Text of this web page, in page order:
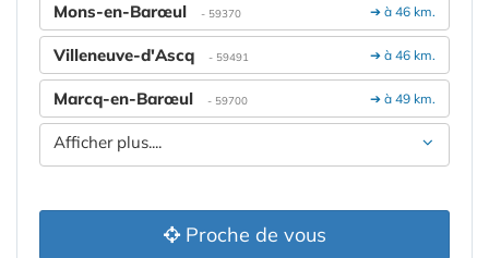
➔ à 46 km.
Mons-en-Barœul - 59370
➔ à 46 km.
Villeneuve-d'Ascq - 59491
➔ à 49 km.
Marcq-en-Barœul - 59700
Afficher plus....
Proche de vous